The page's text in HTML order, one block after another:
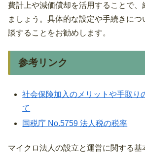
費計上や減価償却を活用することで、
ましょう。具体的な設定や手続きに
談することをお勧めします。
参考リンク
社会保険加入のメリットや手取り
て
国税庁 No.5759 法人税の税率
マイクロ法人の設立と運営に関する基